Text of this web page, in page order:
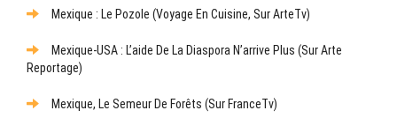
Mexique : Le Pozole (Voyage En Cuisine, Sur ArteTv)
Mexique-USA : L’aide De La Diaspora N’arrive Plus (sur Arte
Reportage)
Mexique, Le Semeur De Forêts (sur FranceTv)